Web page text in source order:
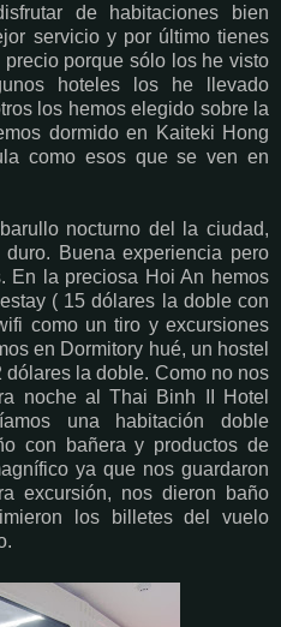
de habitaciones bien
servicio y por último tienes
porque sólo los he visto
hoteles los he llevado
los hemos elegido sobre la
dormido en Kaiteki Hong
como esos que se ven en
nocturno del la ciudad,
Buena experiencia pero
En la preciosa Hoi An hemos
( 15 dólares la doble con
como un tiro y excursiones
en Dormitory hué, un hostel
la doble. Como no nos
noche al Thai Binh II Hotel
una habitación doble
con bañera y productos de
ya que nos guardaron
excursión, nos dieron baño
los billetes del vuelo